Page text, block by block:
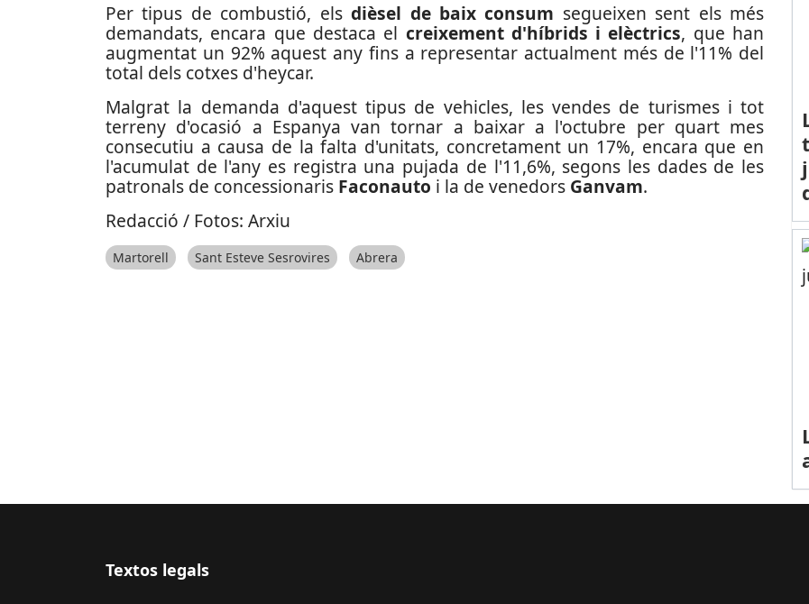
Per tipus de combustió, elsdièsel de baix consum segueixen sent els més
demandats, encara que destaca el creixement d'híbrids i elèctrics, que han
augmentat un 92% aquest any fins a representar actualment més de l'11% del
total dels cotxes d'heycar.
Malgrat la demanda d'aquest tipus de vehicles, les vendes de turismes i tot
terreny d'ocasió a Espanya van tornar a baixar a l'octubre per quart mes
consecutiu a causa de la falta d'unitats, concretament un 17%, encara que en
l'acumulat de l'any es registra una pujada de l'11,6%, segons les dades de les
patronals de concessionaris Faconauto i la de venedors Ganvam.
Redacció / Fotos: Arxiu
Martorell Sant Esteve Sesrovires Abrera
Textos legals